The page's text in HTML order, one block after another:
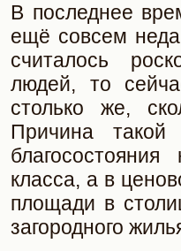
В последнее
ещё совсем
считалось
людей, то
столько же,
Причина
класса, а в
площади в
загородного